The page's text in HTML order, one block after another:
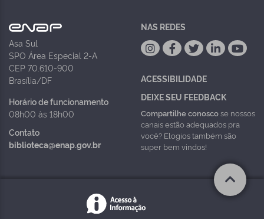
Asa Sul
SPO Área Especial 2-A
CEP 70.610-900
Brasília/DF
Horário de funcionamento
08h00 às 18h00
Contato
biblioteca@enap.gov.br
NAS REDES
ACESSIBILIDADE
DEIXE SEU FEEDBACK
Compartilhe conoscose nossos
canais estão adequados pra
você? Elogios também são
super bem vindos!